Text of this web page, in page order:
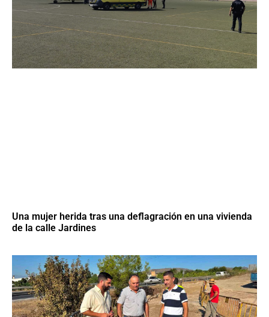
Una mujer herida tras una deflagración en una vivienda
de la calle Jardines